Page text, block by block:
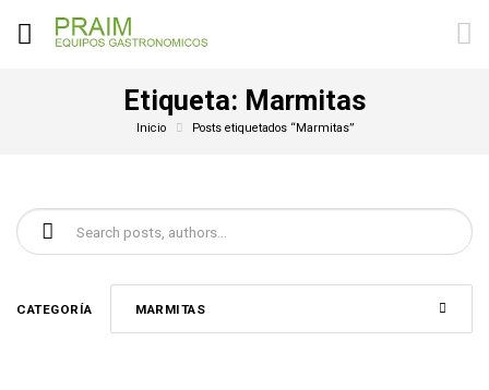
Etiqueta: Marmitas
Inicio Posts etiquetados “Marmitas”
Buscar:
CATEGORÍA MARMITAS